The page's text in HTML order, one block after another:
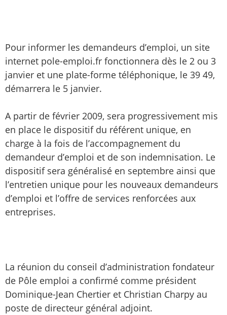
Pour informer les demandeurs d’emploi, un site
internet pole-emploi.fr fonctionnera dès le 2 ou 3
janvier et une plate-forme téléphonique, le 39 49,
démarrera le 5 janvier.
A partir de février 2009, sera progressivement mis
en place le dispositif du référent unique, en
charge à la fois de l’accompagnement du
demandeur d’emploi et de son indemnisation. Le
dispositif sera généralisé en septembre ainsi que
l’entretien unique pour les nouveaux demandeurs
d’emploi et l’offre de services renforcées aux
entreprises.
La réunion du conseil d’administration fondateur
de Pôle emploi a confirmé comme président
Dominique-Jean Chertier et Christian Charpy au
poste de directeur général adjoint.